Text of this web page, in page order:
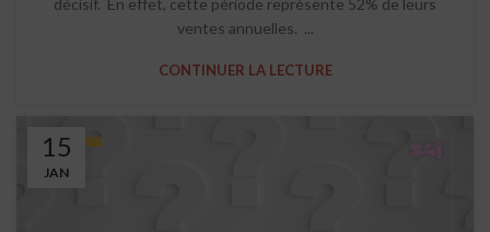
décisif. En effet, cette période représente 52% de leurs
ventes annuelles. ...
CONTINUER LA LECTURE
15
JAN